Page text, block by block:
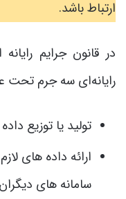
ارتباط باشد.
در قانون جرایم
رایانه‌ای سه جرم تحت
تولید یا توزیع
ارائه داده های
سامانه های دیگران